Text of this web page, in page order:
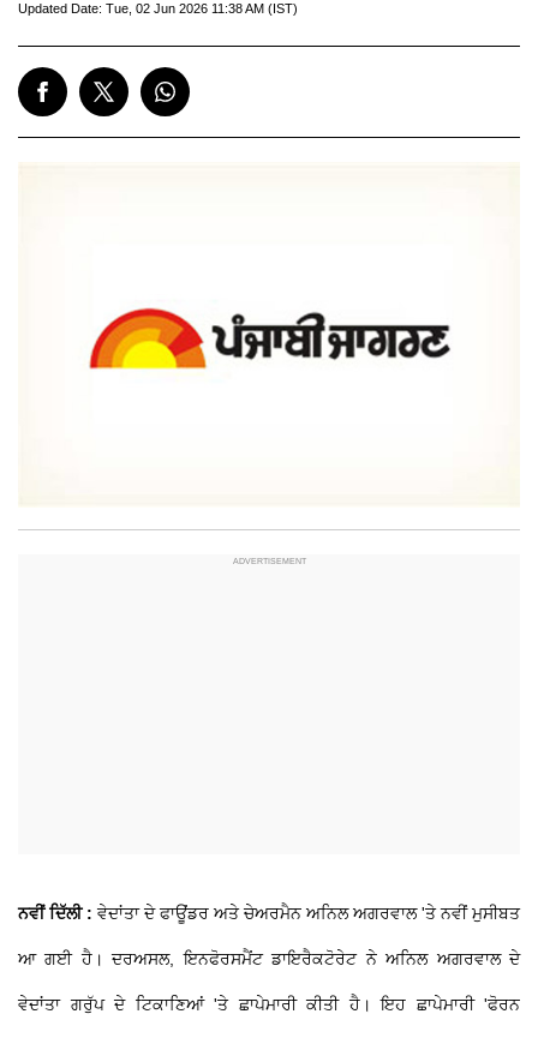
Updated Date: Tue, 02 Jun 2026 11:38 AM (IST)
ਨਵੀਂ ਦਿੱਲੀ : ਵੇਦਾਂਤਾ ਦੇ ਫਾਊਂਡਰ ਅਤੇ ਚੇਅਰਮੈਨ ਅਨਿਲ ਅਗਰਵਾਲ 'ਤੇ ਨਵੀਂ ਮੁਸੀਬਤ
ਆ ਗਈ ਹੈ। ਦਰਅਸਲ, ਇਨਫੋਰਸਮੈਂਟ ਡਾਇਰੈਕਟੋਰੇਟ ਨੇ ਅਨਿਲ ਅਗਰਵਾਲ ਦੇ
ਵੇਦਾਂਤਾ ਗਰੁੱਪ ਦੇ ਟਿਕਾਣਿਆਂ 'ਤੇ ਛਾਪੇਮਾਰੀ ਕੀਤੀ ਹੈ। ਇਹ ਛਾਪੇਮਾਰੀ 'ਫੋਰਨ